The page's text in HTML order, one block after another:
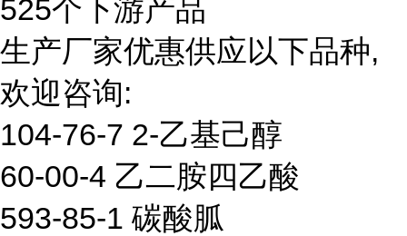
525个下游产品
生产厂家优惠供应以下品种,
欢迎咨询:
104-76-7 2-乙基己醇
60-00-4 乙二胺四乙酸
593-85-1 碳酸胍